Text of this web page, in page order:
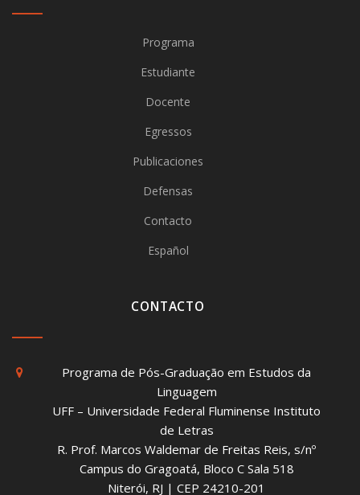
Programa
Estudiante
Docente
Egressos
Publicaciones
Defensas
Contacto
Español
CONTACTO
Programa de Pós-Graduação em Estudos da
Linguagem
UFF – Universidade Federal Fluminense Instituto
de Letras
R. Prof. Marcos Waldemar de Freitas Reis, s/nº
Campus do Gragoatá, Bloco C Sala 518
Niterói, RJ | CEP 24210-201